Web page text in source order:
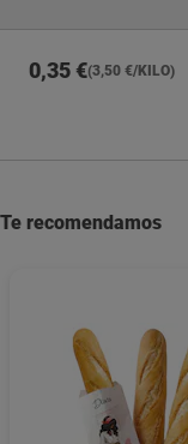
0,35 €(3,50 €/KILO)
Te recomendamos